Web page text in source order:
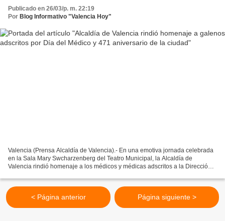
Publicado en 26/03/p. m. 22:19
Por Blog Informativo "Valencia Hoy"
Valencia (Prensa Alcaldía de Valencia).- En una emotiva jornada celebrada
en la Sala Mary Swcharzenberg del Teatro Municipal, la Alcaldía de
Valencia rindió homenaje a los médicos y médicas adscritos a la Dirección
< Página anterior Página siguiente >